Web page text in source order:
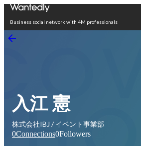
Business social network with 4M professionals
入江 憲
株式会社IBJ / イベント事業部
0Connections0Followers